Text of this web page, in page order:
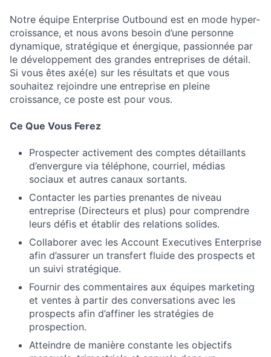
Notre équipe Enterprise Outbound est en mode hyper-
croissance, et nous avons besoin d’une personne
dynamique, stratégique et énergique, passionnée par
le développement des grandes entreprises de détail.
Si vous êtes axé(e) sur les résultats et que vous
souhaitez rejoindre une entreprise en pleine
croissance, ce poste est pour vous.
Ce Que Vous Ferez
Prospecter activement des comptes détaillants
d’envergure via téléphone, courriel, médias
sociaux et autres canaux sortants.
Contacter les parties prenantes de niveau
entreprise (Directeurs et plus) pour comprendre
leurs défis et établir des relations solides.
Collaborer avec les Account Executives Enterprise
afin d’assurer un transfert fluide des prospects et
un suivi stratégique.
Fournir des commentaires aux équipes marketing
et ventes à partir des conversations avec les
prospects afin d’affiner les stratégies de
prospection.
Atteindre de manière constante les objectifs